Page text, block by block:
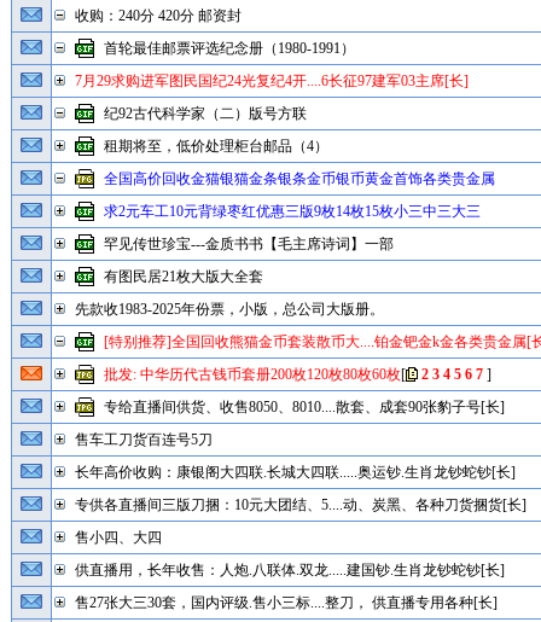
收购：240分 420分 邮资封
首轮最佳邮票评选纪念册（1980-1991）
7月29求购进军图民国纪24光复纪4开....6长征97建军03主席[长]
纪92古代科学家（二）版号方联
租期将至，低价处理柜台邮品（4）
全国高价回收金猫银猫金条银条金币银币黄金首饰各类贵金属
求2元车工10元背绿枣红优惠三版9枚14枚15枚小三中三大三
罕见传世珍宝---金质书书【毛主席诗词】一部
有图民居21枚大版大全套
先款收1983-2025年份票，小版，总公司大版册。
[特别推荐]全国回收熊猫金币套装散币大....铂金钯金k金各类贵金属[
批发: 中华历代古钱币套册200枚120枚80枚60枚[ 2 3 4 5 6 7]
专给直播间供货、收售8050、8010....散套、成套90张豹子号[长]
售车工刀货百连号5刀
长年高价收购：康银阁大四联.长城大四联.....奥运钞.生肖龙钞蛇钞[长]
专供各直播间三版刀捆：10元大团结、5....动、炭黑、各种刀货捆货[长]
售小四、大四
供直播用，长年收售：人炮.八联体.双龙.....建国钞.生肖龙钞蛇钞[长]
售27张大三30套，国内评级.售小三标....整刀， 供直播专用各种[长]